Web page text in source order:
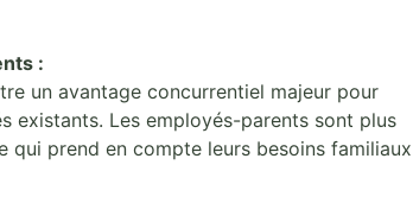
:
un avantage concurrentiel majeur pour
existants. Les employés-parents sont plus
qui prend en compte leurs besoins familiaux